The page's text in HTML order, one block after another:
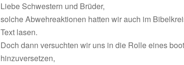
Liebe Schwestern und Brüder,
solche Abwehreaktionen hatten wir auch im
Text lasen.
Doch dann versuchten wir uns in die Rolle eines
hinzuversetzen,